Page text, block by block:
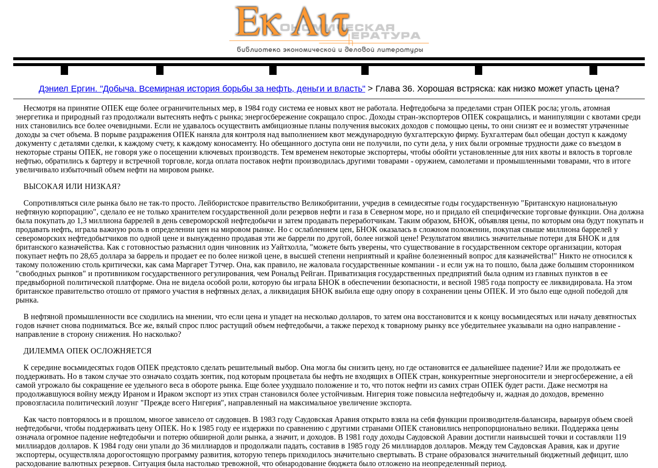
Дэниел Ергин. "Добыча. Всемирная история борьбы за нефть, деньги и власть" > Глава 36. Хорошая встряска: как низко может упасть цена?
Несмотря на принятие ОПЕК еще более ограничительных мер, в 1984 году система ее новых квот не работала. Нефтедобыча за пределами стран ОПЕК росла; уголь, атомная
энергетика и природный газ продолжали вытеснять нефть с рынка; энергосбережение сокращало спрос. Доходы стран-экспортеров ОПЕК сокращались, и манипуляции с квотами среди
них становились все более очевидными. Если не удавалось осуществить амбициозные планы получения высоких доходов с помощью цены, то они снизят ее и возместят утраченные
доходы за счет объема. В порыве раздражения ОПЕК наняла для контроля над выполнением квот международную бухгалтерскую фирму. Бухгалтерам был обещан доступ к каждому
документу с деталями сделки, к каждому счету, к каждому коносаменту. Но обещанного доступа они не получили, по сути дела, у них были огромные трудности даже со въездом в
некоторые страны ОПЕК, не говоря уже о посещении ключевых производств. Тем временем некоторые экспортеры, чтобы обойти установленные для них квоты и вялость в торговле
нефтью, обратились к бартеру и встречной торговле, когда оплата поставок нефти производилась другими товарами - оружием, самолетами и промышленными товарами, что в итоге
увеличивало избыточный объем нефти на мировом рынке.
ВЫСОКАЯ ИЛИ НИЗКАЯ?
Сопротивляться силе рынка было не так-то просто. Лейбористское правительство Великобритании, учредив в семидесятые годы государственную "Британскую национальную
нефтяную корпорацию", сделало ее не только хранителем государственной доли резервов нефти и газа в Северном море, но и придало ей специфические торговые функции. Она должна
была покупать до 1,3 миллиона баррелей в день североморской нефтедобычи и затем продавать переработчикам. Таким образом, БНОК, объявляя цены, по которым она будут покупать и
продавать нефть, играла важную роль в определении цен на мировом рынке. Но с ослаблением цен, БНОК оказалась в сложном положении, покупая свыше миллиона баррелей у
североморских нефтедобытчиков по одной цене и вынужденно продавая эти же баррели по другой, более низкой цене! Результатом явились значительные потери для БНОК и для
британского казначейства. Как с готовностью разъяснил один чиновник из Уайтхолла, "можете быть уверены, что существование в государственном секторе организации, которая
покупает нефть по 28,65 доллара за баррель и продает ее по более низкой цене, в высшей степени неприятный и крайне болезненный вопрос для казначейства!" Никто не относился к
такому положению столь критически, как сама Маргарет Тэтчер. Она, как правило, не жаловала государственные компании - и если уж на то пошло, была даже большим сторонником
"свободных рынков" и противником государственного регулирования, чем Рональд Рейган. Приватизация государственных предприятий была одним из главных пунктов в ее
предвыборной политической платформе. Она не видела особой роли, которую бы играла БНОК в обеспечении безопасности, и весной 1985 года попросту ее ликвидировала. На этом
британское правительство отошло от прямого участия в нефтяных делах, а ликвидация БНОК выбила еще одну опору в сохранении цены ОПЕК. И это было еще одной победой для
рынка.
В нефтяной промышленности все сходились на мнении, что если цена и упадет на несколько долларов, то затем она восстановится и к концу восьмидесятых или началу девятностых
годов начнет снова подниматься. Все же, вялый спрос плюс растущий объем нефтедобычи, а также переход к товарному рынку все убедительнее указывали на одно направление -
направление в сторону снижения. Но насколько?
ДИЛЕММА ОПЕК ОСЛОЖНЯЕТСЯ
К середине восьмидесятых годов ОПЕК предстояло сделать решительный выбор. Она могла бы снизить цену, но где остановится ее дальнейшее падение? Или же продолжать ее
поддерживать. Но в таком случае это означало создать зонтик, под которым процветала бы нефть не входящих в ОПЕК стран, конкурентные энергоносители и энергосбережение, а ей
самой угрожало бы сокращение ее удельного веса в обороте рынка. Еще более ухудшало положение и то, что поток нефти из самих стран ОПЕК будет расти. Даже несмотря на
продолжавшуюся войну между Ираном и Ираком экспорт из этих стран становился более устойчивым. Нигерия тоже повысила нефтедобычу и, жадная до доходов, временно
провозгласила политический лозунг "Прежде всего Нигерия", направленный на максимальное увеличение экспорта.
Как часто повторялось и в прошлом, многое зависело от саудовцев. В 1983 году Саудовская Аравия открыто взяла на себя функции производителя-балансира, варьируя объем своей
нефтедобычи, чтобы поддерживать цену ОПЕК. Но к 1985 году ее издержки по сравнению с другими странами ОПЕК становились непропорционально велики. Поддержка цены
означала огромное падение нефтедобычи и потерю обширной доли рынка, а значит, и доходов. В 1981 году доходы Саудовской Аравии достигли наивысшей точки и составляли 119
миллиардов долларов. К 1984 году они упали до 36 миллиардов и продолжали падать, составив в 1985 году 26 миллиардов долларов. Между тем Саудовская Аравия, как и другие
экспортеры, осуществляла дорогостоящую программу развития, которую теперь приходилось значительно свертывать. В стране образовался значительный бюджетный дефицит, шло
расходование валютных резервов. Ситуация была настолько тревожной, что обнародование бюджета было отложено на неопределенный период.